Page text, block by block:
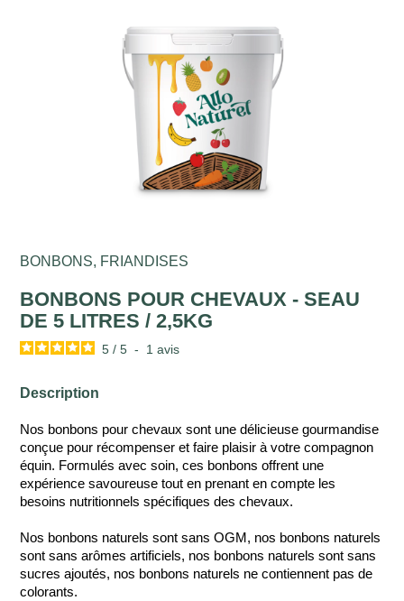
BONBONS, FRIANDISES
BONBONS POUR CHEVAUX - SEAU
DE 5 LITRES / 2,5KG
5 / 5 - 1avis
Description
Nos bonbons pour chevaux sont une délicieuse gourmandise
conçue pour récompenser et faire plaisir à votre compagnon
équin. Formulés avec soin, ces bonbons offrent une
expérience savoureuse tout en prenant en compte les
besoins nutritionnels spécifiques des chevaux.
Nos bonbons naturels sont sans OGM, nos bonbons naturels
sont sans arômes artificiels, nos bonbons naturels sont sans
sucres ajoutés, nos bonbons naturels ne contiennent pas de
colorants.